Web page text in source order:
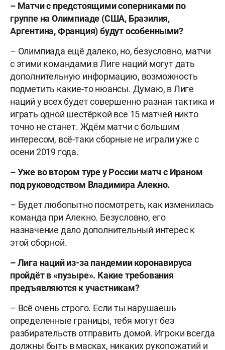
– Матчи с предстоящими соперниками по
группе на Олимпиаде (США, Бразилия,
Аргентина, Франция) будут особенными?
– Олимпиада ещё далеко, но, безусловно, матчи
с этими командами в Лиге наций могут дать
дополнительную информацию, возможность
подметить какие-то нюансы. Думаю, в Лиге
наций у всех будет совершенно разная тактика и
играть одной шестёркой все 15 матчей никто
точно не станет. Ждём матчи с большим
интересом, всё-таки сборные не играли уже с
осени 2019 года.
– Уже во втором туре у России матч с Ираном
под руководством Владимира Алекно.
– Будет любопытно посмотреть, как изменилась
команда при Алекно. Безусловно, его
назначение дало дополнительный интерес к
этой сборной.
– Лига наций из-за пандемии коронавируса
пройдёт в «пузыре». Какие требования
предъявляются к участникам?
– Всё очень строго. Если ты нарушаешь
определенные границы, тебя могут без
разбирательств отправить домой. Игроки всегда
должны быть в масках, никаких рукопожатий и